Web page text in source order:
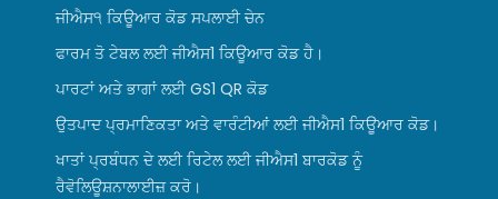
ਜੀਐਸ੧ ਕਿਊਆਰ ਕੋਡ ਸਪਲਾਈ ਚੇਨ
ਫਾਰਮ ਤੋ ਟੇਬਲ ਲਈ ਜੀਐਸ1 ਕਿਊਆਰ ਕੋਡ ਹੈ।
ਪਾਰਟਾਂ ਅਤੇ ਭਾਗਾਂ ਲਈ GS1 QR ਕੋਡ
ਉਤਪਾਦ ਪ੍ਰਮਾਣਿਕਤਾ ਅਤੇ ਵਾਰੰਟੀਆਂ ਲਈ ਜੀਐਸ1 ਕਿਊਆਰ ਕੋਡ।
ਖਾਤਾਂ ਪ੍ਰਬੰਧਨ ਦੇ ਲਈ ਰਿਟੇਲ ਲਈ ਜੀਐਸ1 ਬਾਰਕੋਡ ਨੂੰ
ਰੈਵੋਲਿਊਸ਼ਨਾਲਾਈਜ਼ ਕਰੋ।